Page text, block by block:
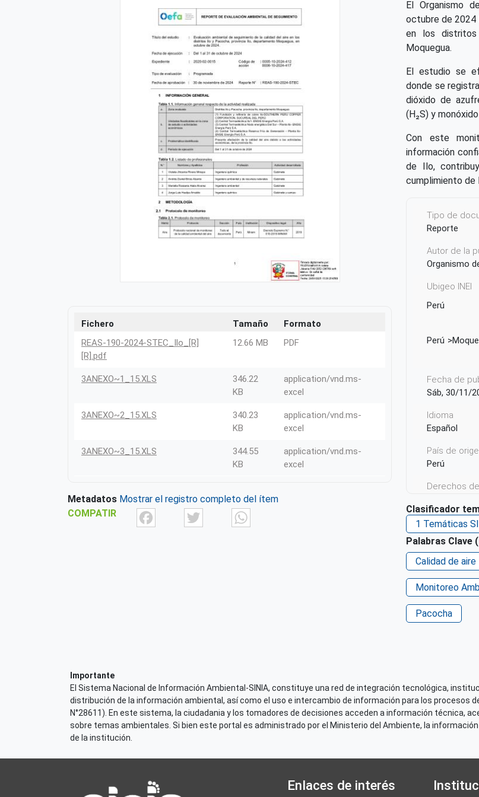
Fichero Tamaño
Formato
REAS-190-2024-STEC_Ilo_[R]
[R].pdf
12.66 MB PDF
3ANEXO~1_15.XLS
346.22
KB
application/vnd.ms-
excel
3ANEXO~2_15.XLS
340.23
KB
application/vnd.ms-
excel
3ANEXO~3_15.XLS
344.55
KB
application/vnd.ms-
excel
Metadatos Mostrar el registro completo del ítem
COMPATIR
FacebookTwitter
El Organismo
octubre de 2024
en los
Moquegua.
El estudio se
donde se
dióxido de
(H₂S) y
Con este
información
de Ilo,
cumplimiento de
Tipo de
Reporte
Autor de la
Organismo
Ubigeo INEI
Perú
Perú
Fecha de
Sáb, 30/11/
Idioma
Español
País de
Perú
Derechos
Clasificador
1 Temáticas
Palabras Clave
Calidad de aire
Monitoreo
Pacocha
Importante
El Sistema Nacional de Información Ambiental-SINIA, constituye una red de integración tecnológica,
distribución de la información ambiental, así como el uso e intercambio de información para los procesos
N°28611). En este sistema, la ciudadania y los tomadores de decisiones acceden a información técnica,
sobre temas ambientales. Si bien este portal es administrado por el Ministerio del Ambiente, la
de la institución.
Enlaces de interés